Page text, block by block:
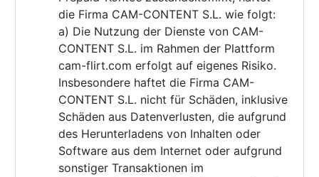
die Firma CAM-CONTENT S.L. wie folgt:
a) Die Nutzung der Dienste von CAM-
CONTENT S.L. im Rahmen der Plattform
cam-flirt.com erfolgt auf eigenes Risiko.
Insbesondere haftet die Firma CAM-
CONTENT S.L. nicht für Schäden, inklusive
Schäden aus Datenverlusten, die aufgrund
des Herunterladens von Inhalten oder
Software aus dem Internet oder aufgrund
sonstiger Transaktionen im